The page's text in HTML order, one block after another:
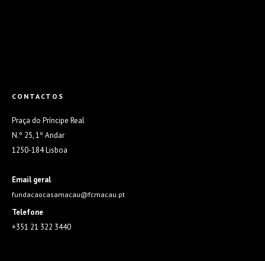
CONTACTOS
Praça do Príncipe Real
N.º 25, 1º Andar
1250-184 Lisboa
Email geral
fundacaocasamacau@fcmacau.pt
Telefone
+351 21 322 3440